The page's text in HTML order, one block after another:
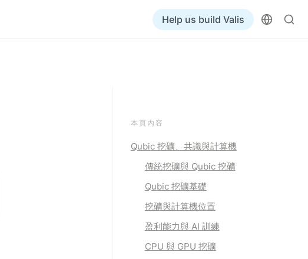
Help us build Valis
本頁內容
Qubic 挖礦、共識與計算機
傳統挖礦與 Qubic 挖礦
Qubic 挖礦基礎
挖礦與計算機位置
盈利能力與 AI 訓練
CPU 與 GPU 挖礦